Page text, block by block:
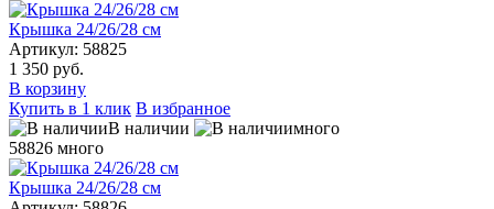
Крышка 24/26/28 см
Артикул: 58825
1 350 руб.
В корзину
Купить в 1 клик В избранное
В наличии
много
58826 много
Крышка 24/26/28 см